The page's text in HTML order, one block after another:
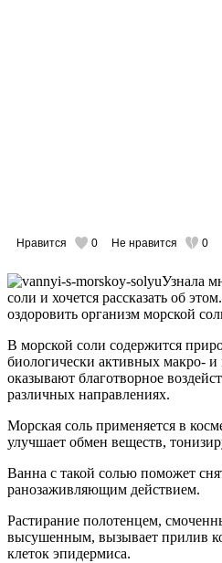
Нравится 0 Не нравится 0
Узнала
соли и хочется рассказать об
оздоровить организм морской
В морской соли содержится
биологически активных макро-
оказывают благотворное
различных направлениях.
Морская соль применяется в
улучшает обмен веществ,
Ванна с такой солью поможет
ранозаживляющим действием.
Растирание полотенцем,
высушенным, вызывает прилив
клеток эпидермиса.